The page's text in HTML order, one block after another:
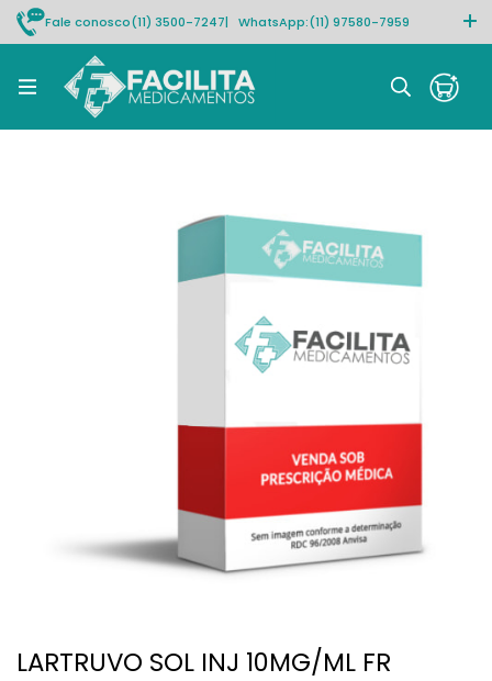
Fale conosco(11) 3500-7247| WhatsApp:(11) 97580-7959
Rastrear pedido
LARTRUVO SOL INJ 10MG/ML FR